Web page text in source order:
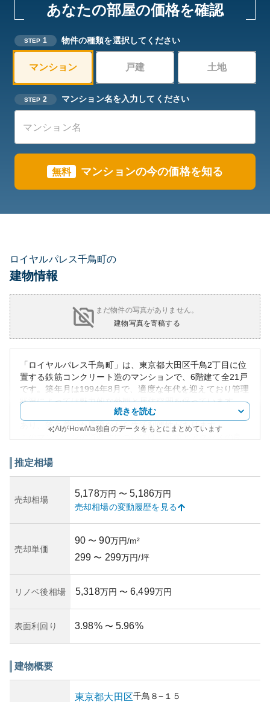
あなたの部屋の価格を確認
STEP 1 物件の種類を選択してください
マンション 戸建 土地
STEP 2 マンション名を入力してください
無料 マンションの今の価格を知る
ロイヤルパレス千鳥町の
建物情報
まだ物件の写真がありません。
建物写真を寄稿する
「ロイヤルパレス千鳥町」は、東京都大田区千鳥2丁目に位
置する鉄筋コンクリート造のマンションで、6階建て全21戸
です。築年月は1994年8月で、適度な年代を迎えており管理
状況によっては魅力的な外観と居住空間を保っています。
周辺環境として、多摩川緑地公園や商業施設が徒歩圏内に
あり、落ち着いた環境ながら生活利便性があります。
震性や耐久性の面で安心感があり、所有リスクは比較的低
市生活の快適さと資産価値を兼ね備えた物件であり、慎重
な購入検討が必要です。
続きを読む
AIがHowMa独自のデータをもとにまとめています
推定相場
売却相場
5,178万円 〜 5,186万円
売却相場の変動履歴を見る
売却単価
90 〜 90万円/m²
299 〜 299万円/坪
リノベ後相場 5,318万円 〜 6,499万円
表面利回り 3.98% 〜 5.96%
建物概要
東京都大田区千鳥 ８−１５